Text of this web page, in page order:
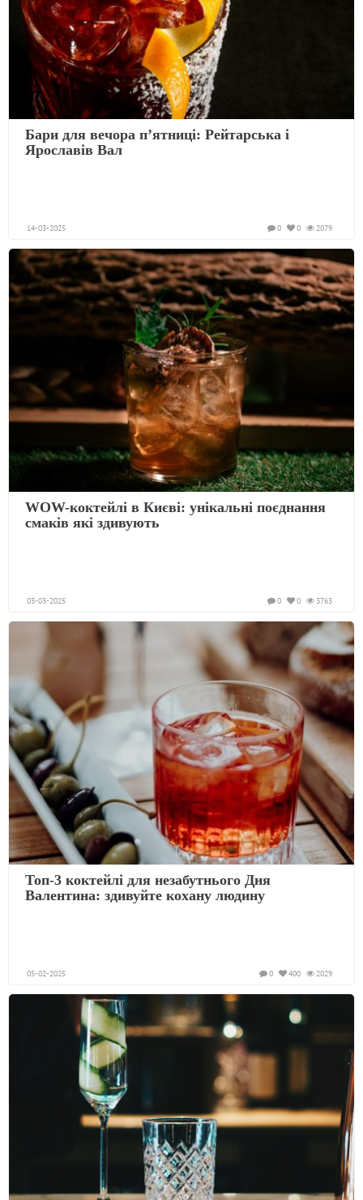
Бари для вечора пʼятниці: Рейтарська і
Ярославів Вал
14-03-2025 2079
0
0
WOW-коктейлі в Києві: унікальні поєднання
смаків які здивують
03-03-2025 3763
0
0
Топ-3 коктейлі для незабутнього Дня
Валентина: здивуйте кохану людину
05-02-2025 2029
400
0